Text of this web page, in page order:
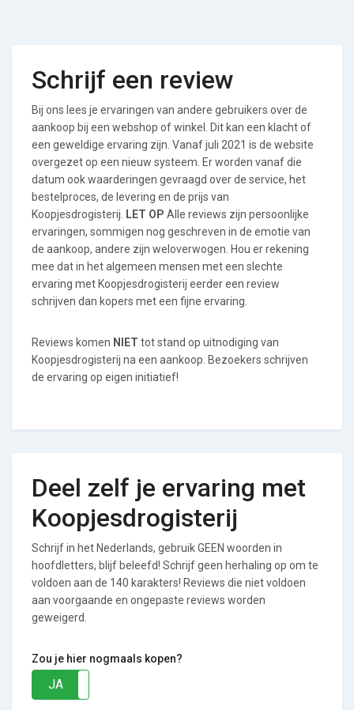
Schrijf een review
Bij ons lees je ervaringen van andere gebruikers over de
aankoop bij een webshop of winkel. Dit kan een klacht of
een geweldige ervaring zijn. Vanaf juli 2021 is de website
overgezet op een nieuw systeem. Er worden vanaf die
datum ook waarderingen gevraagd over de service, het
bestelproces, de levering en de prijs van
Koopjesdrogisterij.
LET OP Alle reviews zijn persoonlijke
ervaringen, sommigen nog geschreven in de emotie van
de aankoop, andere zijn weloverwogen. Hou er rekening
mee dat in het algemeen mensen met een slechte
ervaring met Koopjesdrogisterij eerder een review
schrijven dan kopers met een fijne ervaring.
Reviews komen NIET tot stand op uitnodiging van
Koopjesdrogisterij na een aankoop. Bezoekers schrijven
de ervaring op eigen initiatief!
Deel zelf je ervaring met
Koopjesdrogisterij
Schrijf in het Nederlands, gebruik GEEN woorden in
hoofdletters, blijf beleefd! Schrijf geen herhaling op om te
voldoen aan de 140 karakters! Reviews die niet voldoen
aan voorgaande en ongepaste reviews worden
geweigerd.
Zou je hier nogmaals kopen?
JA